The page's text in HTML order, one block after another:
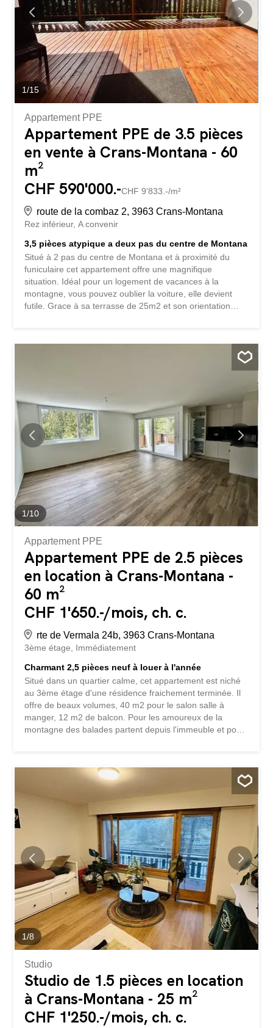
1/15
Appartement PPE
Appartement PPE de 3.5 pièces
en vente à Crans-Montana - 60
m²
CHF 590'000.-CHF 9'833.-/m²
route de la combaz 2, 3963 Crans-Montana
Rez inférieur A convenir
3,5 pièces atypique a deux pas du centre de Montana
Situé à 2 pas du centre de Montana et à proximité du
funiculaire cet appartement offre une magnifique
situation. Idéal pour un logement de vacances à la
montagne, vous pouvez oublier la voiture, elle devient
futile. Grace à sa terrasse de 25m2 et son orientation
salle à manger 1 salon 2 chambres double 2 salle de bain
1/10
Appartement PPE
Appartement PPE de 2.5 pièces
en location à Crans-Montana -
60 m²
CHF 1'650.-/mois, ch. c.
rte de Vermala 24b, 3963 Crans-Montana
3ème étage
Immédiatement
Charmant 2,5 pièces neuf à louer à l'année
Situé dans un quartier calme, cet appartement est niché
au 3ème étage d'une résidence fraichement terminée. Il
offre de beaux volumes, 40 m2 pour le salon salle à
manger, 12 m2 de balcon. Pour les amoureux de la
montagne des balades partent depuis l'immeuble et pour
également accessible à pieds à moins de 10min. Il se
compose comme suit : 1 salon/salle à manger 1 cuisine
ouverte 1 balcon de 12m2 1 chambre double 1 salle de
bain Pour compléter : 1 grande cave 1 place de parc
privée et couverte en sus.du prix le location (100.-chf par
mois) 1 local ski/vélo commun à l'immeuble
L'appartement est disponible de suite en résidence
principale uniquement. Pour plus d'informations n'hésitez
pas à nous contacter.
1/8
Studio
Studio de 1.5 pièces en location
à Crans-Montana - 25 m²
CHF 1'250.-/mois, ch. c.